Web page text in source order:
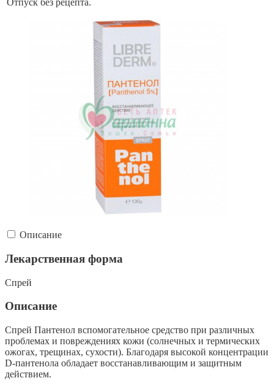
Отпуск без рецепта.
Описание
Лекарственная форма
Спрей
Описание
Спрей Пантенол вспомогательное средство при различных
проблемах и повреждениях кожи (солнечных и термических
ожогах, трещинах, сухости). Благодаря высокой концентрации
D-пантенола обладает восстанавливающим и защитным
действием.